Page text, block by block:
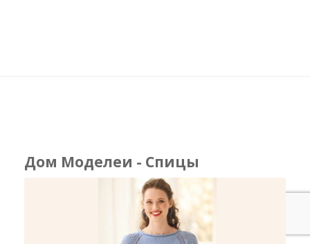
Дом Моделеи - Спицы